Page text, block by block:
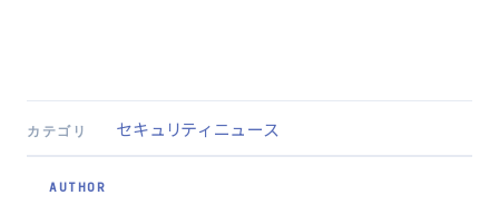
カテゴリ セキュリティニュース